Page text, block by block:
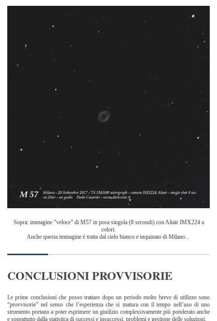
Sopra: immagine "veloce" di M57 in posa singola (8 secondi) con Altair IMX224 a
colori.
Anche questa immagine è tratta dal cielo bianco e inquinato di Milano...
CONCLUSIONI PROVVISORIE
Le prime conclusioni che posso trattare dopo un periodo molto breve di utilizzo sono
“provvisorie” nel senso che l’esperienza che si matura con il tempo nell’uso di uno
strumento portano a poter esprimere un giudizio complessivamente più ponderato anche
e soprattutto dalla statistica di successi e insuccessi, problemi e gestione delle soluzioni.